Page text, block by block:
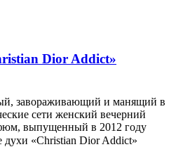
Dior Addict»
завораживающий и манящий в
сети женский вечерний
выпущенный в 2012 году
духи «Christian Dior Addict»